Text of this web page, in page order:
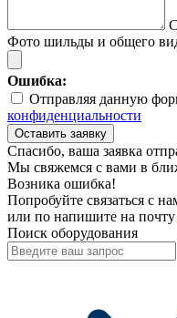
Фото шильды и общего
Ошибка:
Отправляя данную
конфиденциальности
Оставить заявку
Спасибо, ваша заявка
Мы свяжемся с вами в
Возника ошибка!
Попробуйте связаться с
или по напишите на почту
Поиск оборудования